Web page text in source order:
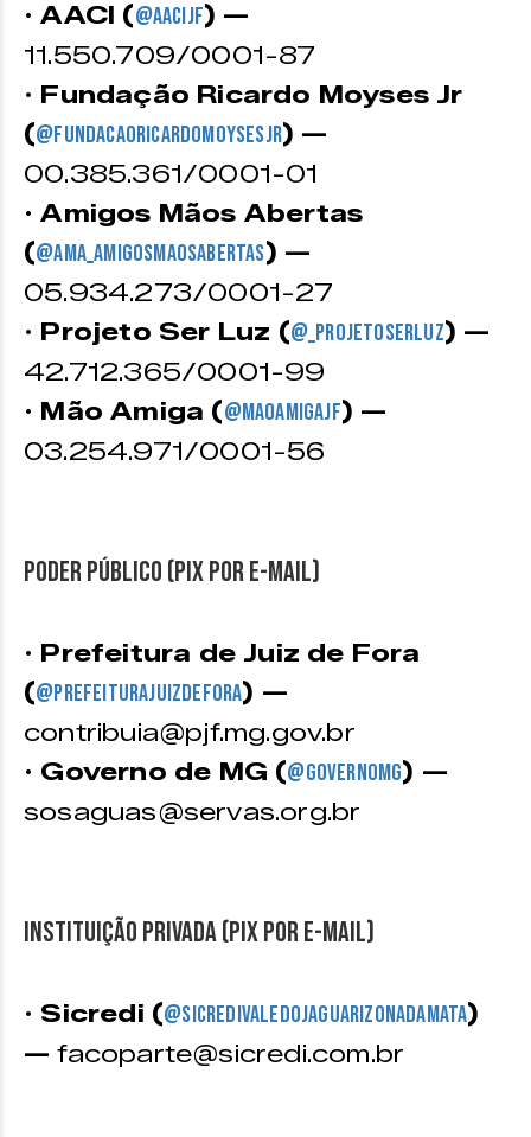
•AACI (@aacijf) —
11.550.709/0001-87
• Fundação Ricardo Moyses Jr
(@fundacaoricardomoysesjr) —
00.385.361/0001-01
•Amigos Mãos Abertas
(@ama_amigosmaosabertas) —
05.934.273/0001-27
• Projeto Ser Luz (@_projetoserluz) —
42.712.365/0001-99
• Mão Amiga (@maoamigajf) —
03.254.971/0001-56
Poder público (PIX por e-mail)
• Prefeitura de Juiz de Fora
(@prefeiturajuizdefora) —
contribuia@pjf.mg.gov.br
• Governo de MG (@governomg) —
sosaguas@servas.org.br
Instituição privada (PIX por e-mail)
• Sicredi (@sicredivaledojaguarizonadamata)
— facoparte@sicredi.com.br